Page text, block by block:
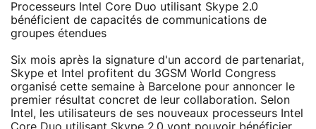
Processeurs Intel Core Duo utilisant Skype 2.0
bénéficient de capacités de communications de
groupes étendues
Six mois après la signature d'un accord de partenariat,
Skype et Intel profitent du 3GSM World Congress
organisé cette semaine à Barcelone pour annoncer le
premier résultat concret de leur collaboration. Selon
Intel, les utilisateurs de ses nouveaux processeurs Intel
Core Duo utilisant Skype 2.0 vont pouvoir bénéficier